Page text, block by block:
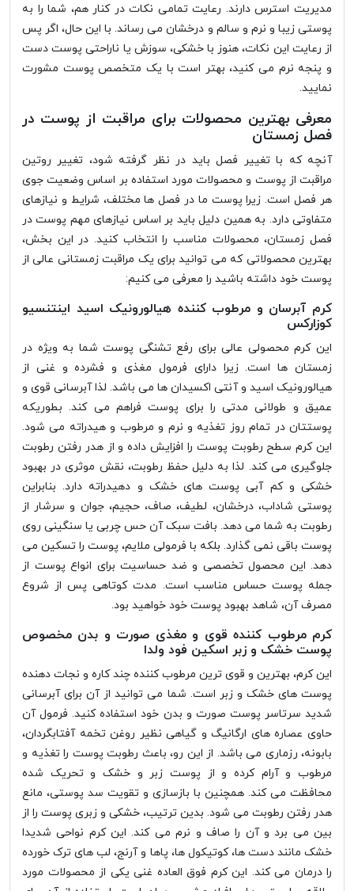
مدیریت استرس دارند. رعایت تمامی نکات در کنار هم، شما را به
پوستی زیبا و نرم و سالم و درخشان می رساند. با این حال، اگر پس
از رعایت این نکات، هنوز با خشکی، سوزش یا ناراحتی پوست دست
و پنجه نرم می کنید، بهتر است با یک متخصص پوست مشورت
نمایید.
معرفی بهترین محصولات برای مراقبت از پوست در
فصل زمستان
آنچه که با تغییر فصل باید در نظر گرفته شود، تغییر روتین
مراقبت از پوست و محصولات مورد استفاده بر اساس وضعیت جوی
هر فصل است. زیرا پوست ما در فصل ها مختلف، شرایط و نیازهای
متفاوتی دارد. به همین دلیل باید بر اساس نیازهای مهم پوست در
فصل زمستان، محصولات مناسب را انتخاب کنید. در این بخش،
بهترین محصولاتی که می توانید برای یک مراقبت زمستانی عالی از
پوست خود داشته باشید را معرفی می کنیم:
کرم آبرسان و مرطوب کننده هیالورونیک اسید اینتنسیو
کوزارکس
این کرم محصولی عالی برای رفع تشنگی پوست شما به ویژه در
زمستان ها است. زیرا دارای فرمول مغذی و فشرده و غنی از
هیالورونیک اسید و آنتی اکسیدان ها می باشد. لذا آبرسانی قوی و
عمیق و طولانی مدتی را برای پوست فراهم می کند. بطوریکه
پوستتان در تمام روز تغذیه و نرم و مرطوب و هیدراته می شود.
این کرم سطح رطوبت پوست را افزایش داده و از هدر رفتن رطوبت
جلوگیری می کند. لذا به دلیل حفظ رطوبت، نقش موثری در بهبود
خشکی و کم آبی پوست های خشک و دهیدراته دارد. بنابراین
پوستی شاداب، درخشان، لطیف، صاف، حجیم، جوان و سرشار از
رطوبت به شما می دهد. بافت سبک آن حس چربی یا سنگینی روی
پوست باقی نمی گذارد. بلکه با فرمولی ملایم، پوست را تسکین می
دهد. این محصول تخصصی و ضد حساسیت برای انواع پوست از
جمله پوست حساس مناسب است. مدت کوتاهی پس از شروع
مصرف آن، شاهد بهبود پوست خود خواهید بود.
کرم مرطوب کننده قوی و مغذی صورت و بدن مخصوص
پوست خشک و زبر اسکین فود ولدا
این کرم، بهترین و قوی ترین مرطوب کننده چند کاره و نجات دهنده
پوست های خشک و زبر است. شما می توانید از آن برای آبرسانی
شدید سرتاسر پوست صورت و بدن خود استفاده کنید. فرمول آن
حاوی عصاره های ارگانیگ و گیاهی نظیر روغن تخمه آفتابگردان،
بابونه، رزماری می باشد. از این رو، باعث رطوبت پوست را تغذیه و
مرطوب و آرام کرده و از پوست زبر و خشک و تحریک شده
محافظت می کند. همچنین با بازسازی و تقویت سد پوستی، مانع
هدر رفتن رطوبت می شود. بدین ترتیب، خشکی و زبری پوست را از
بین می برد و آن را صاف و نرم می کند. این کرم نواحی شدیدا
خشک مانند دست ها، کوتیکول ها، پاها و آرنج، لب های ترک خورده
را درمان می کند. این کرم فوق العاده غنی یکی از محصولات مورد